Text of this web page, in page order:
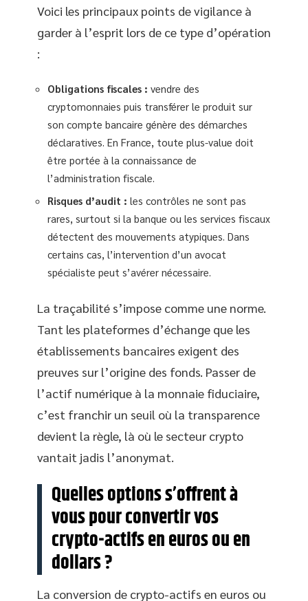
Voici les principaux points de vigilance à
garder à l’esprit lors de ce type d’opération
:
Obligations fiscales : vendre des
cryptomonnaies puis transférer le produit sur
son compte bancaire génère des démarches
déclaratives. En France, toute plus-value doit
être portée à la connaissance de
l’administration fiscale.
Risques d’audit : les contrôles ne sont pas
rares, surtout si la banque ou les services fiscaux
détectent des mouvements atypiques. Dans
certains cas, l’intervention d’un avocat
spécialiste peut s’avérer nécessaire.
La traçabilité s’impose comme une norme.
Tant les plateformes d’échange que les
établissements bancaires exigent des
preuves sur l’origine des fonds. Passer de
l’actif numérique à la monnaie fiduciaire,
c’est franchir un seuil où la transparence
devient la règle, là où le secteur crypto
vantait jadis l’anonymat.
Quelles options s’offrent à
vous pour convertir vos
crypto-actifs en euros ou en
dollars ?
La conversion de crypto-actifs en euros ou